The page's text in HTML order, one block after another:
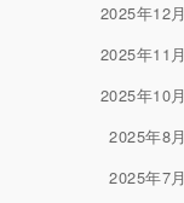
2025年12月
2025年11月
2025年10月
2025年8月
2025年7月